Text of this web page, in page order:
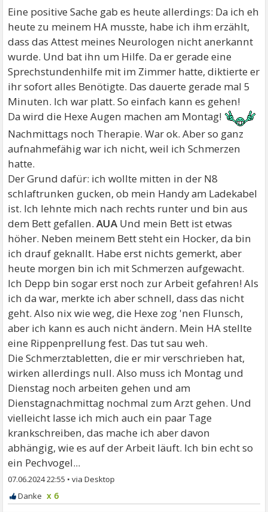
Eine positive Sache gab es heute allerdings: Da ich eh
heute zu meinem HA musste, habe ich ihm erzählt,
dass das Attest meines Neurologen nicht anerkannt
wurde. Und bat ihn um Hilfe. Da er gerade eine
Sprechstundenhilfe mit im Zimmer hatte, diktierte er
ihr sofort alles Benötigte. Das dauerte gerade mal 5
Minuten. Ich war platt. So einfach kann es gehen!
Da wird die Hexe Augen machen am Montag!
Nachmittags noch Therapie. War ok. Aber so ganz
aufnahmefähig war ich nicht, weil ich Schmerzen
hatte.
Der Grund dafür: ich wollte mitten in der N8
schlaftrunken gucken, ob mein Handy am Ladekabel
ist. Ich lehnte mich nach rechts runter und bin aus
dem Bett gefallen.AUA Und mein Bett ist etwas
höher. Neben meinem Bett steht ein Hocker, da bin
ich drauf geknallt. Habe erst nichts gemerkt, aber
heute morgen bin ich mit Schmerzen aufgewacht.
Ich Depp bin sogar erst noch zur Arbeit gefahren! Als
ich da war, merkte ich aber schnell, dass das nicht
geht. Also nix wie weg, die Hexe zog 'nen Flunsch,
aber ich kann es auch nicht ändern. Mein HA stellte
eine Rippenprellung fest. Das tut sau weh.
Die Schmerztabletten, die er mir verschrieben hat,
wirken allerdings null. Also muss ich Montag und
Dienstag noch arbeiten gehen und am
Dienstagnachmittag nochmal zum Arzt gehen. Und
vielleicht lasse ich mich auch ein paar Tage
krankschreiben, das mache ich aber davon
abhängig, wie es auf der Arbeit läuft. Ich bin echt so
ein Pechvogel...
07.06.2024 22:55 •
x 6